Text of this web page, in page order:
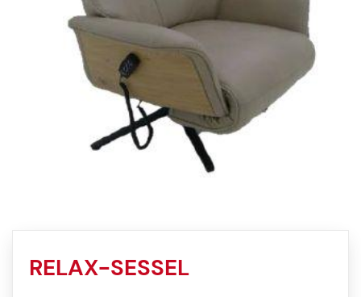
RELAX-SESSEL